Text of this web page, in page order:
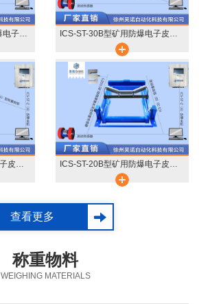
ICS-ST-30-2T-4C矿用防爆电子皮带秤 ICS-ST-30B型矿用防爆电子皮带秤
ICS-ST-30A型矿用防爆电子皮带秤 ICS-ST-20B型矿用防爆电子皮带秤
查看更多
称重物料
WEIGHING MATERIALS